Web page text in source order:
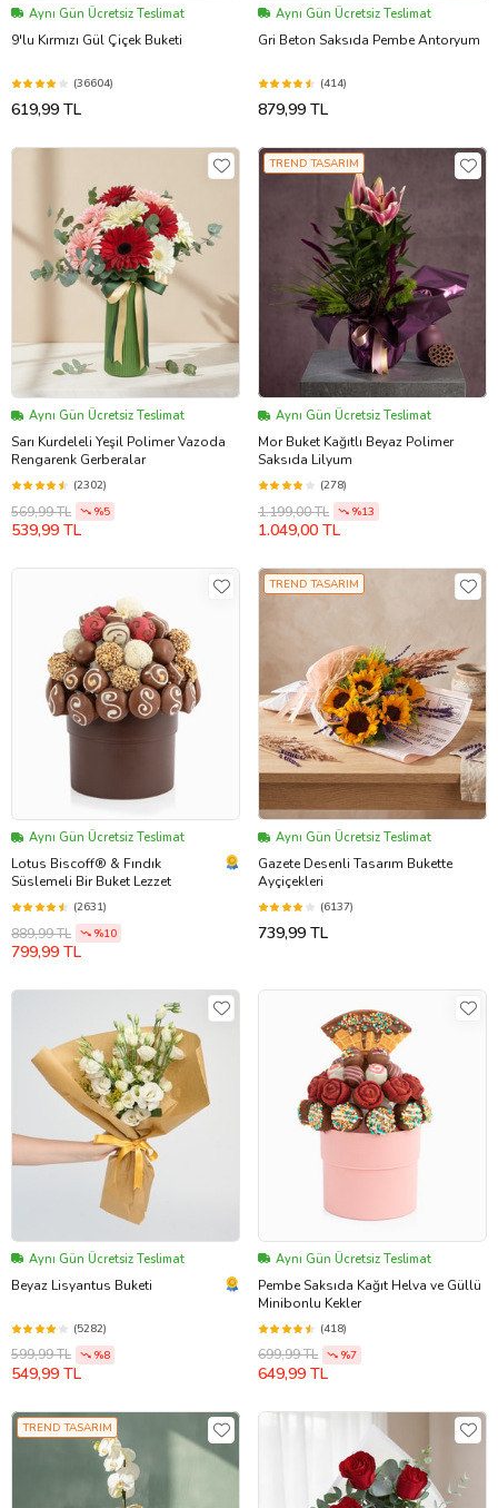
Aynı Gün Ücretsiz Teslimat
9'lu Kırmızı Gül Çiçek Buketi
(36604)
619,99 TL
Aynı Gün Ücretsiz Teslimat
Gri Beton Saksıda Pembe Antoryum
(414)
879,99 TL
Aynı Gün Ücretsiz Teslimat
Sarı Kurdeleli Yeşil Polimer Vazoda
Rengarenk Gerberalar
(2302)
569,99 TL %5
539,99 TL
TREND TASARIM
Aynı Gün Ücretsiz Teslimat
Mor Buket Kağıtlı Beyaz Polimer
Saksıda Lilyum
(278)
1.199,00 TL %13
1.049,00 TL
Aynı Gün Ücretsiz Teslimat
Lotus Biscoff® & Fındık
Süslemeli Bir Buket Lezzet
(2631)
889,99 TL %10
799,99 TL
TREND TASARIM
Aynı Gün Ücretsiz Teslimat
Gazete Desenli Tasarım Bukette
Ayçiçekleri
(6137)
739,99 TL
Aynı Gün Ücretsiz Teslimat
Beyaz Lisyantus Buketi
(5282)
599,99 TL %8
549,99 TL
Aynı Gün Ücretsiz Teslimat
Pembe Saksıda Kağıt Helva ve Güllü
Minibonlu Kekler
(418)
699,99 TL %7
649,99 TL
TREND TASARIM